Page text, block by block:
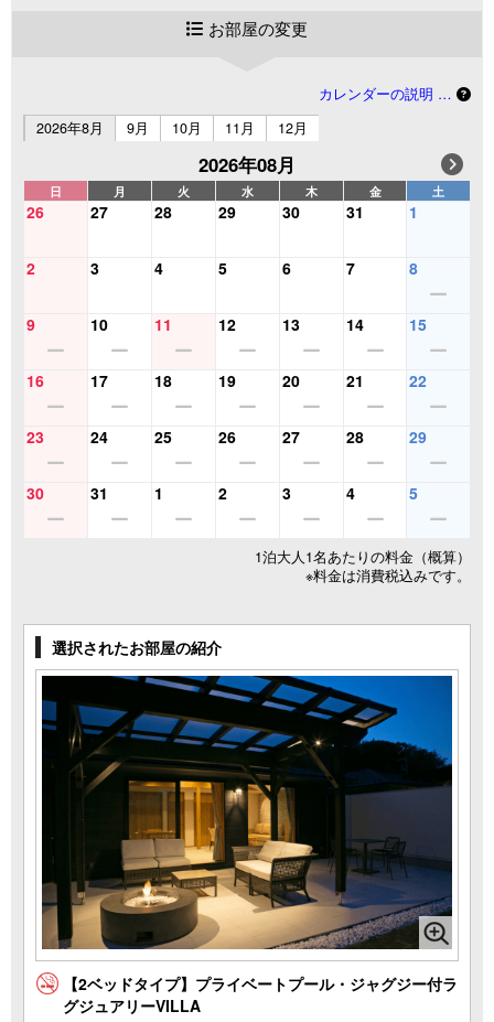
お部屋の変更
カレンダーの説明 …
2026年8月
9月 10月 11月 12月
2026年08月
日 月 火 水 木 金 土
26 27 28 29 30 31 1
2 3 4 5 6 7 8
9 10 11 12 13 14 15
16 17 18 19 20 21 22
23 24 25 26 27 28 29
30 31 1 2 3 4 5
1泊大人1名あたりの料金（概算）
※料金は消費税込みです。
選択されたお部屋の紹介
【2ベッドタイプ】プライベートプール・ジャグジー付ラ
グジュアリーVILLA